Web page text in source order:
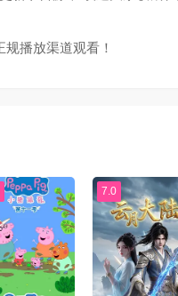
第67集
第79集
第83集
第87集
播放渠道观看！
7.0